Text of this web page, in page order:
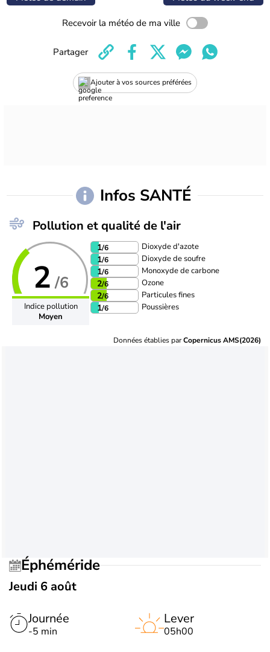
Recevoir la météo de ma ville
Ajouter à vos sources préférées
Partager
Infos SANTÉ
Pollution et qualité de l'air
2 /6
Indice pollution
Moyen
1/6 Dioxyde d'azote
1/6 Dioxyde de soufre
1/6 Monoxyde de carbone
2/6 Ozone
2/6 Particules fines
1/6 Poussières
Données établies parCopernicus AMS(2026)
Éphéméride
Jeudi 6 août
Journée
-5 min
Lever
05h00